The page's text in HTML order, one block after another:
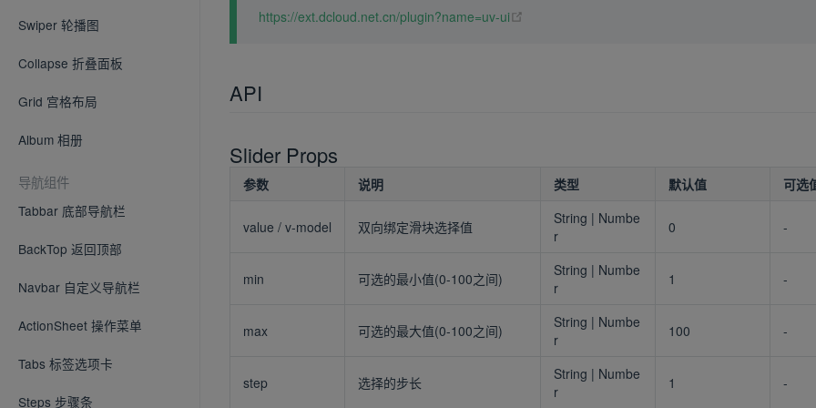
Swiper 轮播图
Collapse 折叠面板
Grid 宫格布局
Album 相册
导航组件
Tabbar 底部导航栏
BackTop 返回顶部
Navbar 自定义导航栏
ActionSheet 操作菜单
Tabs 标签选项卡
Steps 步骤条
https://ext.dcloud.net.cn/plugin?name=uv-ui
API
Slider Props
参数 说明 类型 默认值 可选
value / v-model 双向绑定滑块选择值
String | Numbe
r
0 -
min 可选的最小值(0-100之间)
String | Numbe
r
1 -
max 可选的最大值(0-100之间)
String | Numbe
r
100 -
step 选择的步长
String | Numbe
r
1 -